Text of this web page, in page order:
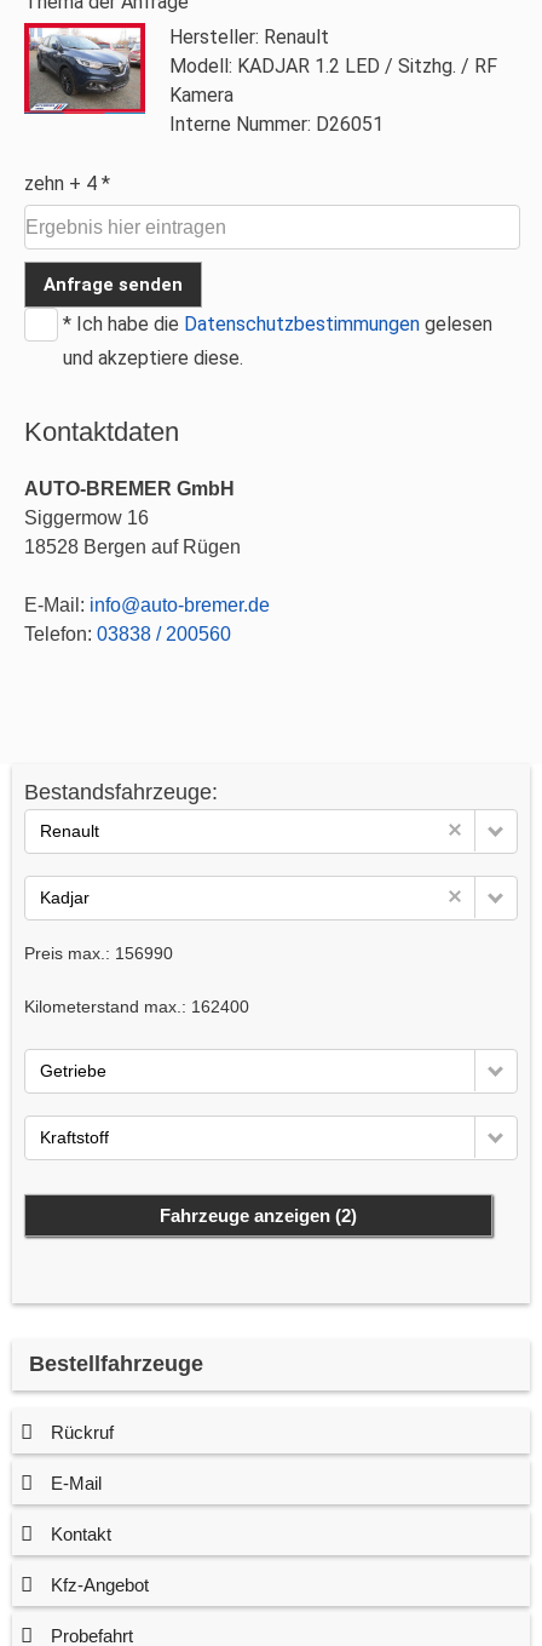
Hersteller: Renault
Modell: KADJAR 1.2 LED / Sitzhg. / RF
Kamera
Interne Nummer: D26051
zehn + 4 *
Anfrage senden
* Ich habe die Datenschutzbestimmungen gelesen
und akzeptiere diese.
Kontaktdaten
AUTO-BREMER GmbH
Siggermow 16
18528 Bergen auf Rügen
E-Mail: info@auto-bremer.de
Telefon: 03838 / 200560
Bestandsfahrzeuge:
Renault
Kadjar
Preis max.: 156990
Kilometerstand max.: 162400
Getriebe
Kraftstoff
Fahrzeuge anzeigen (2)
Bestellfahrzeuge
Rückruf
E-Mail
Kontakt
Kfz-Angebot
Probefahrt